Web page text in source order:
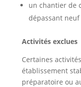
un chantier de
dépassant neuf
Activités exclues
Certaines
établissement
préparatoire ou